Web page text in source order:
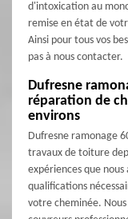
d'intoxication au
remise en état de
Ainsi pour tous vos
pas à nous contacter.
Dufresne
réparation de
environs
Dufresne ramonage
travaux de toiture
expériences que nous
qualifications
votre cheminée.